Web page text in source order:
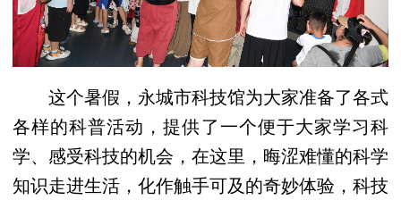
这个暑假，永城市科技馆为大家准备了各式
各样的科普活动，提供了一个便于大家学习科
学、感受科技的机会，在这里，晦涩难懂的科学
知识走进生活，化作触手可及的奇妙体验，科技